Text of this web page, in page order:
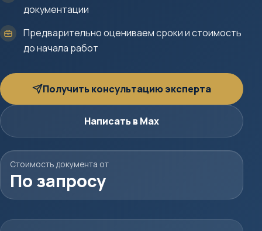
документации
Предварительно оцениваем сроки и стоимость
до начала работ
Получить консультацию эксперта
Написать в Max
Стоимость документа от
По запросу